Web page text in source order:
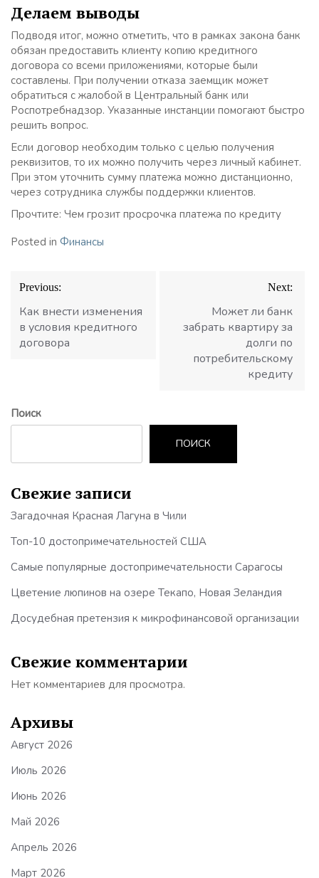
Делаем выводы
Подводя итог, можно отметить, что в рамках закона банк
обязан предоставить клиенту копию кредитного
договора со всеми приложениями, которые были
составлены. При получении отказа заемщик может
обратиться с жалобой в Центральный банк или
Роспотребнадзор. Указанные инстанции помогают быстро
решить вопрос.
Если договор необходим только с целью получения
реквизитов, то их можно получить через личный кабинет.
При этом уточнить сумму платежа можно дистанционно,
через сотрудника службы поддержки клиентов.
Прочтите: Чем грозит просрочка платежа по кредиту
Posted in Финансы
Навигация
по
записям
Previous:
Как внести изменения
в условия кредитного
договора
Next:
Может ли банк
забрать квартиру за
долги по
потребительскому
кредиту
Поиск
ПОИСК
Свежие записи
Загадочная Красная Лагуна в Чили
Топ-10 достопримечательностей США
Самые популярные достопримечательности Сарагосы
Цветение люпинов на озере Текапо, Новая Зеландия
Досудебная претензия к микрофинансовой организации
Свежие комментарии
Нет комментариев для просмотра.
Архивы
Август 2026
Июль 2026
Июнь 2026
Май 2026
Апрель 2026
Март 2026